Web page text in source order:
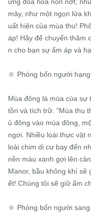
mây, như một ngọn lửa
uất hiện của mùa thu!
áp! Hãy để chuyến thăm
n cho bạn sự ấm áp và
🔆 Phòng bốn người
Mùa đông là mùa của sự
tồn và tích trữ. "Mùa thu
ủ đông vào mùa đông,
ngơi. Nhiều loài thực vật
loài chim di cư bay đến
nền màu xanh gợi lên
Manor, bầu không khí
ết! Chúng tôi sẽ giữ ấm
🔆 Phòng bốn người